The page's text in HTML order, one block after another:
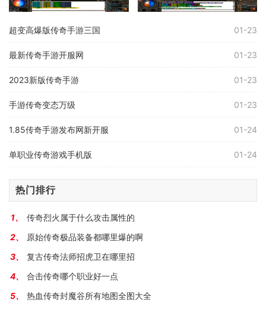
超变高爆版传奇手游三国 01-23
最新传奇手游开服网 01-23
2023新版传奇手游 01-23
手游传奇变态万级 01-23
1.85传奇手游发布网新开服 01-24
单职业传奇游戏手机版 01-24
热门排行
传奇烈火属于什么攻击属性的
原始传奇极品装备都哪里爆的啊
复古传奇法师招虎卫在哪里招
合击传奇哪个职业好一点
热血传奇封魔谷所有地图全图大全